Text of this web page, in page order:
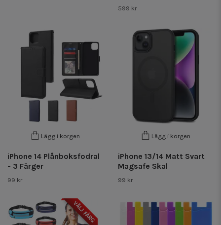
599 kr
Lägg i korgen
iPhone 14 Plånboksfodral
- 3 Färger
99 kr
Lägg i korgen
iPhone 13/14 Matt Svart
Magsafe Skal
99 kr
VÄLJ FÄRG